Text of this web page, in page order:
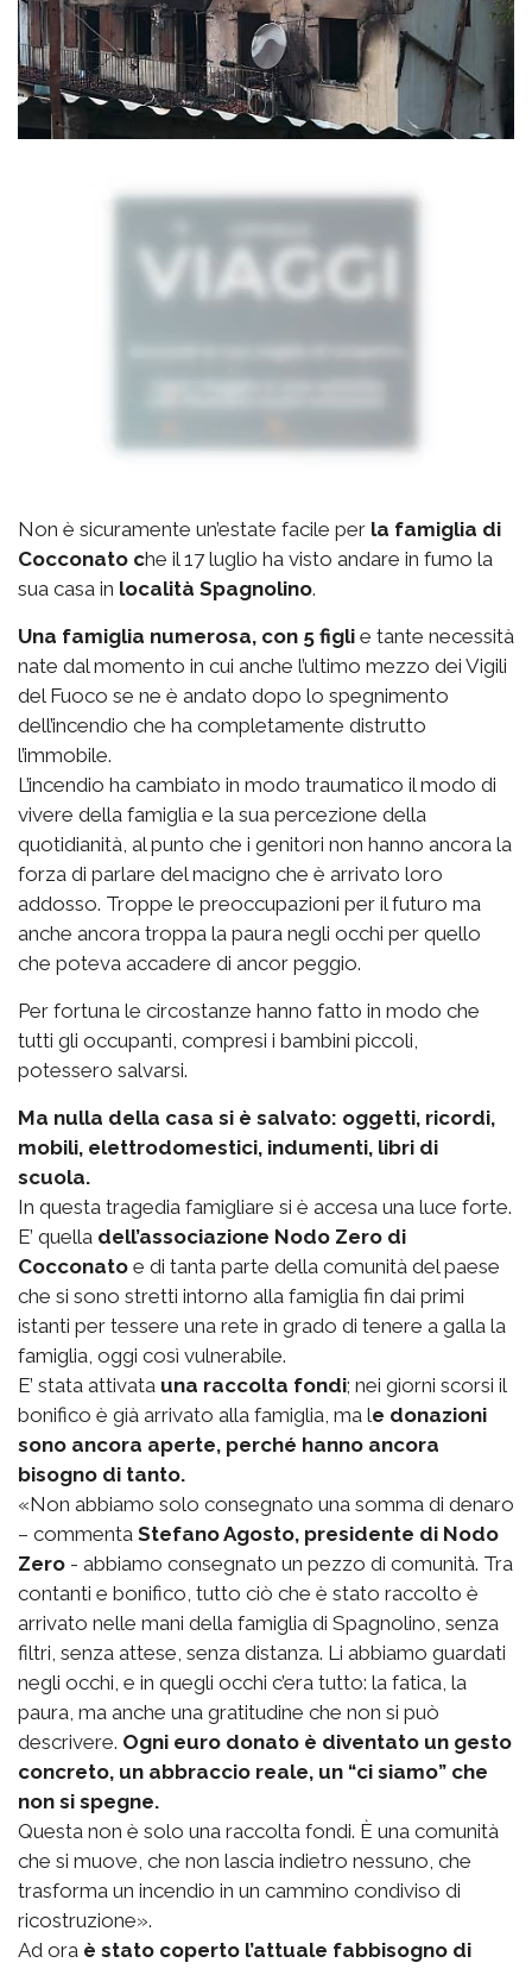
Non è sicuramente un’estate facile per la famiglia di
Cocconato che il 17 luglio ha visto andare in fumo la
sua casa in località Spagnolino.
Una famiglia numerosa, con 5 figli e tante necessità
nate dal momento in cui anche l’ultimo mezzo dei Vigili
del Fuoco se ne è andato dopo lo spegnimento
dell’incendio che ha completamente distrutto
l’immobile.
L’incendio ha cambiato in modo traumatico il modo di
vivere della famiglia e la sua percezione della
quotidianità, al punto che i genitori non hanno ancora la
forza di parlare del macigno che è arrivato loro
addosso. Troppe le preoccupazioni per il futuro ma
anche ancora troppa la paura negli occhi per quello
che poteva accadere di ancor peggio.
Per fortuna le circostanze hanno fatto in modo che
tutti gli occupanti, compresi i bambini piccoli,
potessero salvarsi.
Ma nulla della casa si è salvato: oggetti, ricordi,
mobili, elettrodomestici, indumenti, libri di
scuola.
In questa tragedia famigliare si è accesa una luce forte.
E’ quella dell’associazione Nodo Zero di
Cocconato e di tanta parte della comunità del paese
che si sono stretti intorno alla famiglia fin dai primi
istanti per tessere una rete in grado di tenere a galla la
famiglia, oggi così vulnerabile.
E’ stata attivata una raccolta fondi; nei giorni scorsi il
bonifico è già arrivato alla famiglia, ma le donazioni
sono ancora aperte, perché hanno ancora
bisogno di tanto.
«Non abbiamo solo consegnato una somma di denaro
– commenta Stefano Agosto, presidente di Nodo
Zero - abbiamo consegnato un pezzo di comunità. Tra
contanti e bonifico, tutto ciò che è stato raccolto è
arrivato nelle mani della famiglia di Spagnolino, senza
filtri, senza attese, senza distanza. Li abbiamo guardati
negli occhi, e in quegli occhi c’era tutto: la fatica, la
paura, ma anche una gratitudine che non si può
descrivere. Ogni euro donato è diventato un gesto
concreto, un abbraccio reale, un “ci siamo” che
non si spegne.
Questa non è solo una raccolta fondi. È una comunità
che si muove, che non lascia indietro nessuno, che
trasforma un incendio in un cammino condiviso di
ricostruzione».
Ad ora è stato coperto l’attuale fabbisogno di